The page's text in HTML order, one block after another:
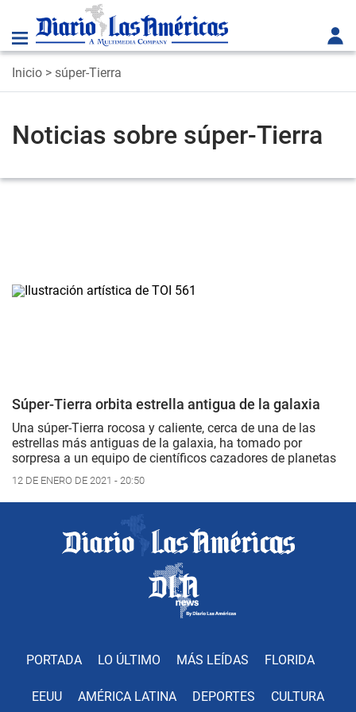
Inicio > súper-Tierra
Noticias sobre súper-Tierra
Súper-Tierra orbita estrella antigua de la galaxia
Una súper-Tierra rocosa y caliente, cerca de una de las
estrellas más antiguas de la galaxia, ha tomado por
sorpresa a un equipo de científicos cazadores de planetas
12 DE ENERO DE 2021 - 20:50
PORTADA LO ÚLTIMO MÁS LEÍDAS FLORIDA
EEUU AMÉRICA LATINA DEPORTES CULTURA